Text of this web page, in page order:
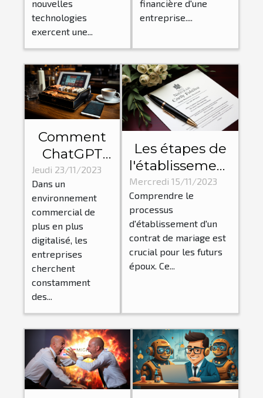
nouvelles
technologies
exercent une...
entreprise ?
financière d'une
entreprise....
Comment
ChatGPT
aide les
entreprises
à
économiser
du temps
et de
l'argent
Jeudi 23/11/2023
Dans un
environnement
commercial de
plus en plus
digitalisé, les
entreprises
cherchent
constamment
des...
Les étapes de
l'établissement
d'un contrat
de mariage par
un notaire
Mercredi 15/11/2023
Comprendre le
processus
d'établissement d'un
contrat de mariage est
crucial pour les futurs
époux. Ce...